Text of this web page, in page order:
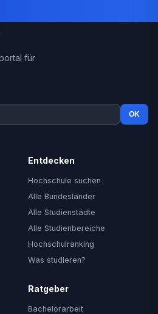
für
OK
Entdecken
Hochschule suchen
Alle Bundesländer
Alle Studienstädte
Alle Studienbereiche
Hochschulranking
Was studieren?
Ratgeber
Bachelorarbeit